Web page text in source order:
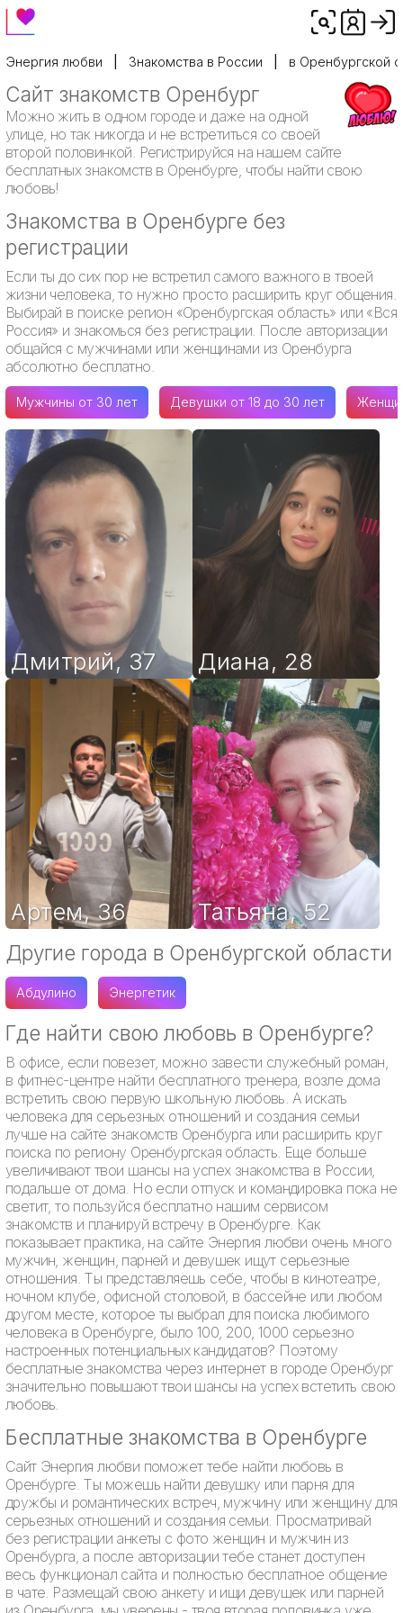
Энергия любви Знакомства в России в Оренбургской
Сайт знакомств Оренбург
Можно жить в одном городе и даже на одной
улице, но так никогда и не встретиться со своей
второй половинкой. Регистрируйся на нашем сайте
бесплатных знакомств в Оренбурге, чтобы найти свою
любовь!
Знакомства в Оренбурге без
регистрации
Если ты до сих пор не встретил самого важного в твоей
жизни человека, то нужно просто расширить круг общения.
Выбирай в поиске регион «Оренбургская область» или «Вся
Россия» и знакомься без регистрации. После авторизации
общайся с мужчинами или женщинами из Оренбурга
абсолютно бесплатно.
Мужчины от 30 лет Девушки от 18 до 30 лет
Дмитрий,37 Диана, 28
Артем,36 Татьяна,52
Другие города в Оренбургской области
Абдулино Энергетик
Где найти свою любовь в Оренбурге?
В офисе, если повезет, можно завести служебный роман,
в фитнес-центре найти бесплатного тренера, возле дома
встретить свою первую школьную любовь. А искать
человека для серьезных отношений и создания семьи
лучше на сайте знакомств Оренбурга или расширить круг
поиска по региону Оренбургская область. Еще больше
увеличивают твои шансы на успех знакомства в России,
подальше от дома. Но если отпуск и командировка пока не
светит, то пользуйся бесплатно нашим сервисом
знакомств и планируй встречу в Оренбурге. Как
показывает практика, на сайте Энергия любви очень много
мужчин, женщин, парней и девушек ищут серьезные
отношения. Ты представляешь себе, чтобы в кинотеатре,
ночном клубе, офисной столовой, в бассейне или любом
другом месте, которое ты выбрал для поиска любимого
человека в Оренбурге, было 100, 200, 1000 серьезно
настроенных потенциальных кандидатов? Поэтому
бесплатные знакомства через интернет в городе Оренбург
значительно повышают твои шансы на успех встетить свою
любовь.
Бесплатные знакомства в Оренбурге
Сайт Энергия любви поможет тебе найти любовь в
Оренбурге. Ты можешь найти девушку или парня для
дружбы и романтических встреч, мужчину или женщину для
серьезных отношений и создания семьи. Просматривай
без регистрации анкеты с фото женщин и мужчин из
Оренбурга, а после авторизации тебе станет доступен
весь функционал сайта и полностью бесплатное общение
в чате. Размещай свою анкету и ищи девушек или парней